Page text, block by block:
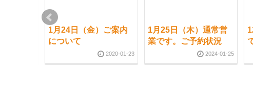
1月24日（金）ご案内
について
2020-01-23
1月25日（木）通常営
業です。ご予約状況
2024-01-25